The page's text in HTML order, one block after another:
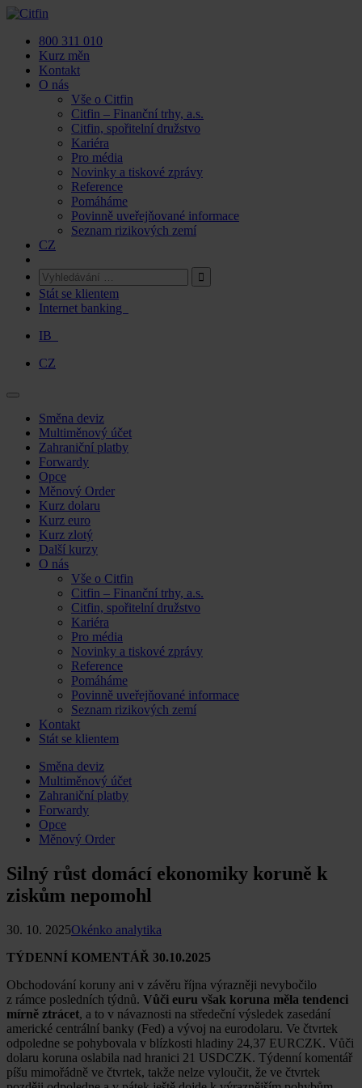
Skip
content800 311 010
Kurz měn
Kontakt
O nás
Vše o Citfin
Citfin – Finanční trhy, a.s.
Citfin, spořitelní družstvo
Kariéra
Pro média
Novinky a tiskové zprávy
Reference
Pomáháme
Povinně uveřejňované informace
Seznam rizikových zemí
CZ
Stát se klientem
Internet banking
IB
CZ
Skip
content
Směna deviz
Multiměnový účet
Zahraniční platby
Forwardy
Opce
Měnový Order
Kurz dolaru
Kurz euro
Kurz zlotý
Další kurzy
O nás
Vše o Citfin
Citfin – Finanční trhy, a.s.
Citfin, spořitelní družstvo
Kariéra
Pro média
Novinky a tiskové zprávy
Reference
Pomáháme
Povinně uveřejňované informace
Seznam rizikových zemí
Kontakt
Stát se klientem
Skip
content
Směna deviz
Multiměnový účet
Zahraniční platby
Forwardy
Opce
Měnový Order
Silný růst domácí ekonomiky koruně k
ziskům nepomohl
30. 10. 2025Okénko analytika
TÝDENNÍ KOMENTÁŘ 30.10.2025
Obchodování koruny ani v závěru října výrazněji nevybočilo
z rámce posledních týdnů. Vůči euru však koruna měla tendenci
mírně ztrácet, a to v návaznosti na středeční výsledek zasedání
americké centrální banky (Fed) a vývoj na eurodolaru. Ve čtvrtek
odpoledne se pohybovala v blízkosti hladiny 24,37 EURCZK. Vůči
dolaru koruna oslabila nad hranici 21 USDCZK. Týdenní komentář
píšu mimořádně ve čtvrtek, takže nelze vyloučit, že ve čtvrtek